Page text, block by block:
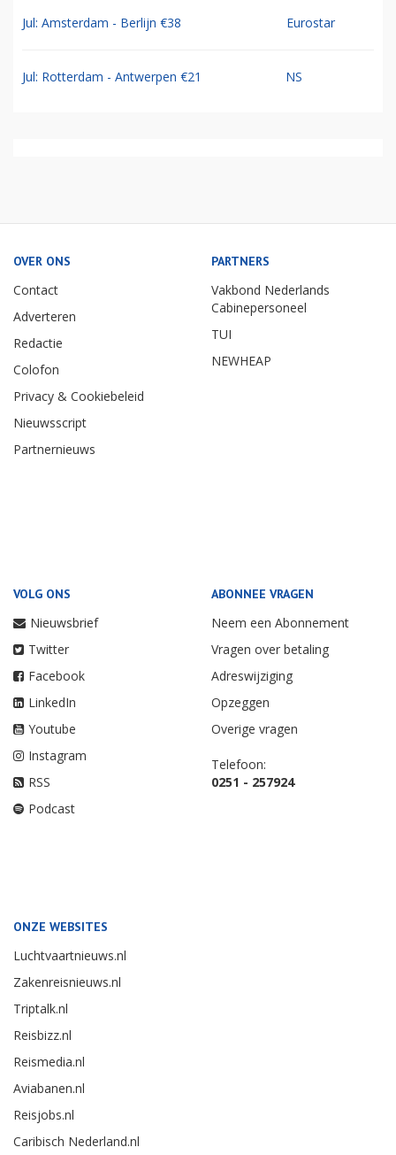
Jul: Amsterdam - Berlijn €38 Eurostar
Jul: Rotterdam - Antwerpen €21 NS
OVER ONS
Contact
Adverteren
Redactie
Colofon
Privacy & Cookiebeleid
Nieuwsscript
Partnernieuws
PARTNERS
Vakbond Nederlands
Cabinepersoneel
TUI
NEWHEAP
VOLG ONS
Nieuwsbrief
Twitter
Facebook
LinkedIn
Youtube
Instagram
RSS
Podcast
ABONNEE VRAGEN
Neem een Abonnement
Vragen over betaling
Adreswijziging
Opzeggen
Overige vragen
Telefoon:
0251 - 257924
ONZE WEBSITES
Luchtvaartnieuws.nl
Zakenreisnieuws.nl
Triptalk.nl
Reisbizz.nl
Reismedia.nl
Aviabanen.nl
Reisjobs.nl
Caribisch Nederland.nl